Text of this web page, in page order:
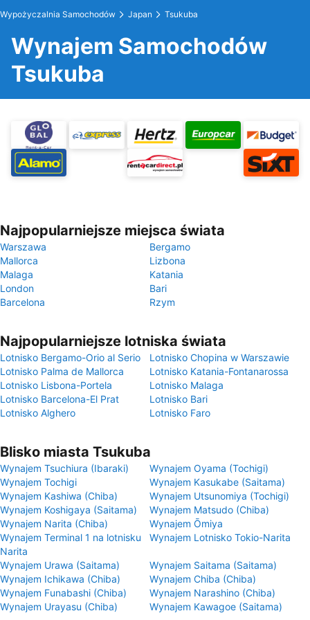
Wypożyczalnia Samochodów Japan Tsukuba
Wynajem Samochodów
Tsukuba
Najpopularniejsze miejsca świata
Warszawa
Bergamo
Mallorca
Lizbona
Malaga
Katania
London
Bari
Barcelona
Rzym
Najpopularniejsze lotniska świata
Lotnisko Bergamo-Orio al Serio
Lotnisko Chopina w Warszawie
Lotnisko Palma de Mallorca
Lotnisko Katania-Fontanarossa
Lotnisko Lisbona-Portela
Lotnisko Malaga
Lotnisko Barcelona-El Prat
Lotnisko Bari
Lotnisko Alghero
Lotnisko Faro
Blisko miasta Tsukuba
Wynajem Tsuchiura (Ibaraki)
Wynajem Oyama (Tochigi)
Wynajem Tochigi
Wynajem Kasukabe (Saitama)
Wynajem Kashiwa (Chiba)
Wynajem Utsunomiya (Tochigi)
Wynajem Koshigaya (Saitama)
Wynajem Matsudo (Chiba)
Wynajem Narita (Chiba)
Wynajem Ōmiya
Wynajem Terminal 1 na lotnisku
Narita
Wynajem Lotnisko Tokio-Narita
Wynajem Urawa (Saitama)
Wynajem Saitama (Saitama)
Wynajem Ichikawa (Chiba)
Wynajem Chiba (Chiba)
Wynajem Funabashi (Chiba)
Wynajem Narashino (Chiba)
Wynajem Urayasu (Chiba)
Wynajem Kawagoe (Saitama)